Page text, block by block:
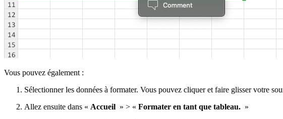
Vous pouvez également :
Sélectionner les données à formater. Vous pouvez cliquer et faire glisser votre
Allez ensuite dans « Accueil » > « Formater en tant que tableau. »